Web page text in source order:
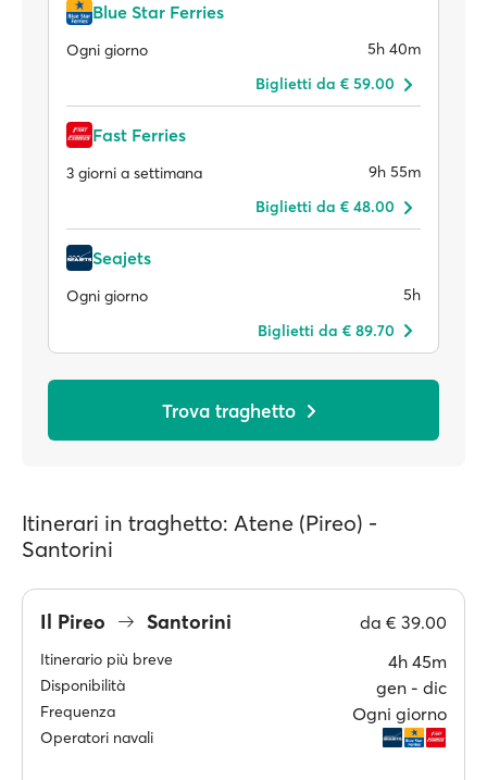
Blue Star Ferries
Ogni giorno
5h 40m
Biglietti da € 59.00
Fast Ferries
3 giorni a settimana
9h 55m
Biglietti da € 48.00
Seajets
Ogni giorno
5h
Biglietti da € 89.70
Trova traghetto
Itinerari in traghetto: Atene (Pireo) -
Santorini
Il Pireo Santorini da € 39.00
Itinerario più breve 4h 45m
Disponibilità gen ‐ dic
Frequenza Ogni giorno
Operatori navali